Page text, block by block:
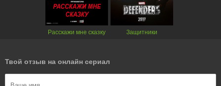
Расскажи мне сказку Защитники
Твой отзыв на онлайн сериал